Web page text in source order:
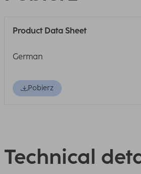
Product Data Sheet
German
Pobierz
Technical